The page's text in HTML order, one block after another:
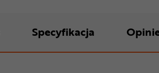
Specyfikacja